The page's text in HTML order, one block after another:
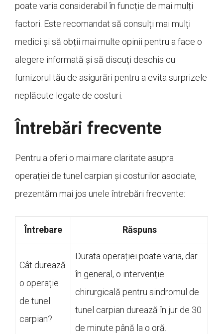
poate varia considerabil în funcție de mai mulți
factori. Este recomandat să consulți mai mulți
medici și să obții mai multe opinii pentru a face o
alegere informată și să discuți deschis cu
furnizorul tău de asigurări pentru a evita surprizele
neplăcute legate de costuri.
Întrebări frecvente
Pentru a oferi o mai mare claritate asupra
operației de tunel carpian și costurilor asociate,
prezentăm mai jos unele întrebări frecvente:
Întrebare Răspuns
Cât durează
o operație
de tunel
carpian?
Durata operației poate varia, dar
în general, o intervenție
chirurgicală pentru sindromul de
tunel carpian durează în jur de 30
de minute până la o oră.